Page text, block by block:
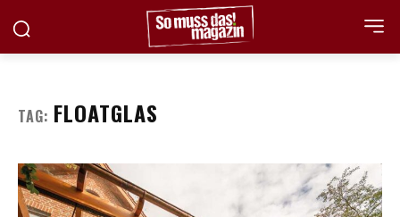
TAG: FLOATGLAS